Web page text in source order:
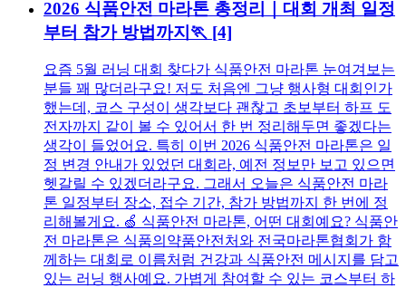
2026 식품안전 마라톤 총정리｜대회 개최 일정
부터 참가 방법까지🏃 [4]
요즘 5월 러닝 대회 찾다가 식품안전 마라톤 눈여겨보는
분들 꽤 많더라구요! 저도 처음엔 그냥 행사형 대회인가
했는데, 코스 구성이 생각보다 괜찮고 초보부터 하프 도
전자까지 같이 볼 수 있어서 한 번 정리해두면 좋겠다는
생각이 들었어요. 특히 이번 2026 식품안전 마라톤은 일
정 변경 안내가 있었던 대회라, 예전 정보만 보고 있으면
헷갈릴 수 있겠더라구요. 그래서 오늘은 식품안전 마라
톤 일정부터 장소, 접수 기간, 참가 방법까지 한 번에 정
리해볼게요. 🍏 식품안전 마라톤, 어떤 대회예요? 식품안
전 마라톤은 식품의약품안전처와 전국마라톤협회가 함
께하는 대회로 이름처럼 건강과 식품안전 메시지를 담고
있는 러닝 행사예요. 가볍게 참여할 수 있는 코스부터 하